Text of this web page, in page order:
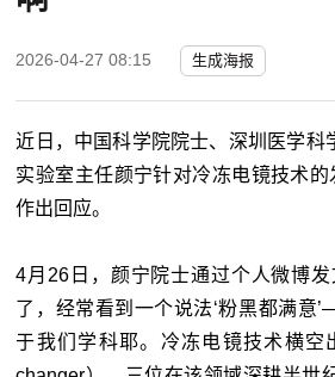
2026-04-27 08:15 生成海报
近日，中国科学院院士、深圳医学科
实验室主任颜宁针对冷冻电镜技术的
作出回应。
4月26日，颜宁院士通过个人微博
了，经常看到一个说法‘粉黑都满意
于我们学科耶。冷冻电镜技术横空